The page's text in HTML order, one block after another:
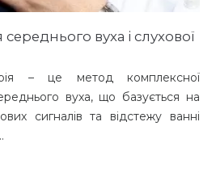
вуха і слухової
– це метод комплексної
вуха, що базується на
сигналів та відстежу ванні